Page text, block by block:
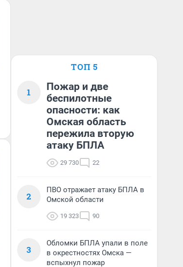
ТОП 5
1
Пожар и две
беспилотные
опасности: как
Омская область
пережила вторую
атаку БПЛА
29 730 22
2
ПВО отражает атаку БПЛА в
Омской области
19 323 90
3
Обломки БПЛА упали в поле
в окрестностях Омска —
вспыхнул пожар